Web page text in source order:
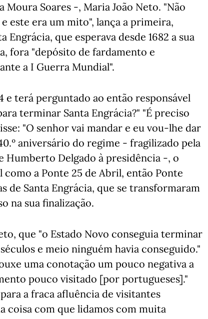
Soares -, Maria João Neto. "Não
este era um mito", lança a primeira,
que esperava desde 1682 a sua
fora "depósito de fardamento e
a I Guerra Mundial".
e terá perguntado ao então responsável
terminar Santa Engrácia?" "É preciso
"O senhor vai mandar e eu vou-lhe dar
aniversário do regime - fragilizado pela
Humberto Delgado à presidência -, o
a Ponte 25 de Abril, então Ponte
de Santa Engrácia, que se transformaram
na sua finalização.
que "o Estado Novo conseguia terminar
e meio ninguém havia conseguido."
uma conotação um pouco negativa a
pouco visitado [por portugueses]."
a fraca afluência de visitantes
coisa com que lidamos com muita